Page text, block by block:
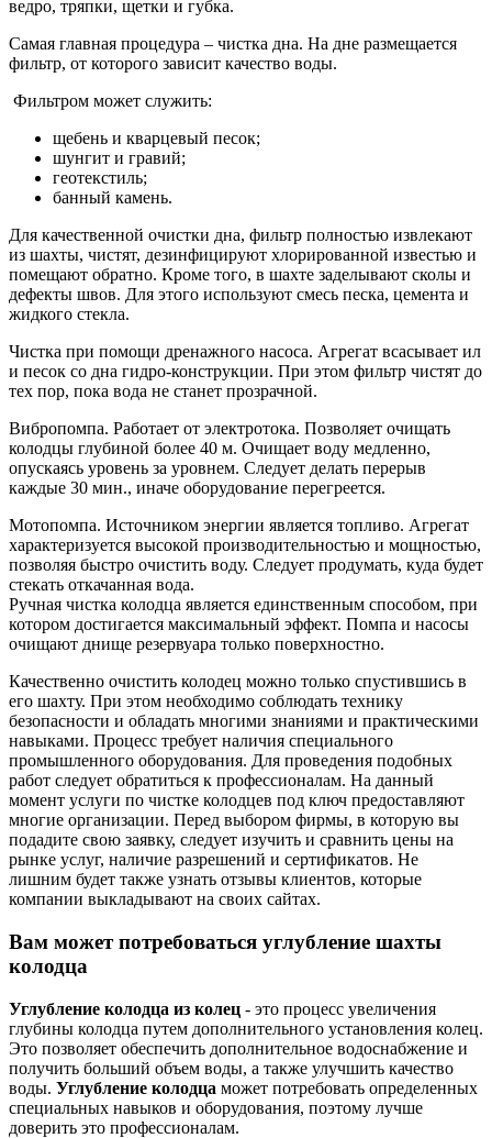
ведро, тряпки, щетки и губка.
Самая главная процедура – чистка дна. На дне размещается
фильтр, от которого зависит качество воды.
Фильтром может служить:
щебень и кварцевый песок;
шунгит и гравий;
геотекстиль;
банный камень.
Для качественной очистки дна, фильтр полностью извлекают
из шахты, чистят, дезинфицируют хлорированной известью и
помещают обратно. Кроме того, в шахте заделывают сколы и
дефекты швов. Для этого используют смесь песка, цемента и
жидкого стекла.
Чистка при помощи дренажного насоса. Агрегат всасывает ил
и песок со дна гидро-конструкции. При этом фильтр чистят до
тех пор, пока вода не станет прозрачной.
Вибропомпа. Работает от электротока. Позволяет очищать
колодцы глубиной более 40 м. Очищает воду медленно,
опускаясь уровень за уровнем. Следует делать перерыв
каждые 30 мин., иначе оборудование перегреется.
Мотопомпа. Источником энергии является топливо. Агрегат
характеризуется высокой производительностью и мощностью,
позволяя быстро очистить воду. Следует продумать, куда будет
стекать откачанная вода.
Ручная чистка колодца является единственным способом, при
котором достигается максимальный эффект. Помпа и насосы
очищают днище резервуара только поверхностно.
Качественно очистить колодец можно только спустившись в
его шахту. При этом необходимо соблюдать технику
безопасности и обладать многими знаниями и практическими
навыками. Процесс требует наличия специального
промышленного оборудования. Для проведения подобных
работ следует обратиться к профессионалам. На данный
момент услуги по чистке колодцев под ключ предоставляют
многие организации. Перед выбором фирмы, в которую вы
подадите свою заявку, следует изучить и сравнить цены на
рынке услуг, наличие разрешений и сертификатов. Не
лишним будет также узнать отзывы клиентов, которые
компании выкладывают на своих сайтах.
Вам может потребоваться углубление шахты
колодца
Углубление колодца из колец - это процесс увеличения
глубины колодца путем дополнительного установления колец.
Это позволяет обеспечить дополнительное водоснабжение и
получить больший объем воды, а также улучшить качество
воды. Углубление колодца может потребовать определенных
специальных навыков и оборудования, поэтому лучше
доверить это профессионалам.